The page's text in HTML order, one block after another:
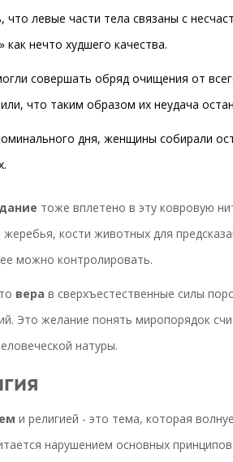
что левые части тела связаны с
нечто худшего качества.
совершать обряд очищения от
что таким образом их неудача
дня, женщины собирали
тоже вплетено в эту ковровую
кости животных для
можно контролировать.
вера в сверхъестественные силы
Это желание понять миропорядок
натуры.
и религией - это тема, которая
нарушением основных